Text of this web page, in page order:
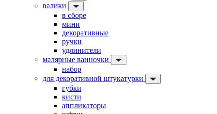
валики
в сборе
мини
декоративные
ручки
удлинители
малярные ванночки
набор
для декоративной штукатурки
губки
кисти
аппликаторы